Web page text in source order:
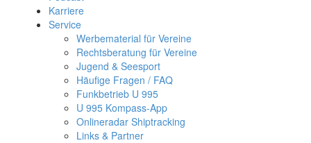
Karriere
Service
Werbematerial für Vereine
Rechtsberatung für Vereine
Jugend & Seesport
Häufige Fragen / FAQ
Funkbetrieb U 995
U 995 Kompass-App
Onlineradar Shiptracking
Links & Partner